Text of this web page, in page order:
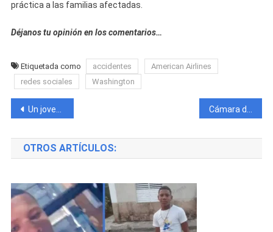
práctica a las familias afectadas.
Déjanos tu opinión en los comentarios…
Etiquetada como accidentes
American Airlines
redes sociales
Washington
Navegación
de
entradas
Un joven cubano perdió la vida tratando de ayudar a un anciano de un grupo de atacantes.
OTROS ARTÍCULOS: